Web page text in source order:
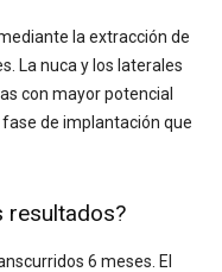
la extracción de
La nuca y los laterales
con mayor potencial
de implantación que
resultados?
6 meses. El